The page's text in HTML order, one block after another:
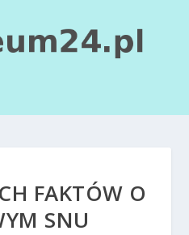
FAKTÓW O
SNU